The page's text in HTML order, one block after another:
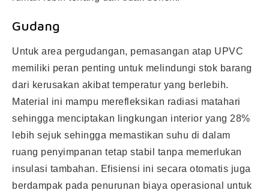
Gudang
Untuk area pergudangan, pemasangan atap UPVC
memiliki peran penting untuk melindungi stok barang
dari kerusakan akibat temperatur yang berlebih.
Material ini mampu merefleksikan radiasi matahari
sehingga menciptakan lingkungan interior yang 28%
lebih sejuk sehingga memastikan suhu di dalam
ruang penyimpanan tetap stabil tanpa memerlukan
insulasi tambahan. Efisiensi ini secara otomatis juga
berdampak pada penurunan biaya operasional untuk